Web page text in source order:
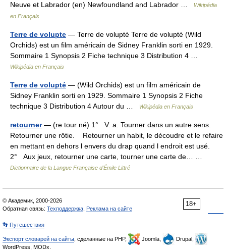
Neuve et Labrador (en) Newfoundland and Labrador …
Wikipédia
en Français
Terre de volupte — Terre de volupté Terre de volupté (Wild
Orchids) est un film américain de Sidney Franklin sorti en 1929.
Sommaire 1 Synopsis 2 Fiche technique 3 Distribution 4 …
Wikipédia en Français
Terre de volupté — (Wild Orchids) est un film américain de
Sidney Franklin sorti en 1929. Sommaire 1 Synopsis 2 Fiche
technique 3 Distribution 4 Autour du …
Wikipédia en Français
retourner— (re tour né) 1° V. a. Tourner dans un autre sens.
Retourner une rôtie. Retourner un habit, le découdre et le refaire
en mettant en dehors l envers du drap quand l endroit est usé.
2° Aux jeux, retourner une carte, tourner une carte de… …
Dictionnaire de la Langue Française d'Émile Littré
18+
© Академик, 2000-2026
Обратная связь: Техподдержка Реклама на сайте
👣 Путешествия
Экспорт словарей на сайты , сделанные на PHP, Joomla,
Drupal,
WordPress, MODx.